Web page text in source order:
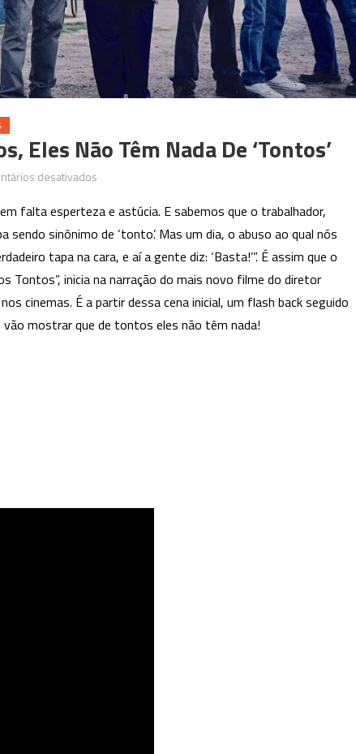
Eles Não Têm Nada De ‘tontos’
desativados
Odisseia
dos
Tontos”:
Unidos,
eles
não
falta esperteza e astúcia. E sabemos que o trabalhador,
sinônimo de ‘tonto’. Mas um dia, o abuso ao qual nós
tapa na cara, e aí a gente diz: ‘Basta!’”. É assim que o
Tontos”, inicia na narração do mais novo filme do diretor
cinemas. É a partir dessa cena inicial, um flash back seguido
mostrar que de tontos eles não têm nada!